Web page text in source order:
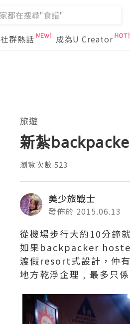
社群熱話 成為U Creator
旅遊
新紮
瀏覽次數:523
美少旅戰士
發佈於 2015.06.13
從機場步行大約10分
如果backpacker
渡假resort式設計，仲
地方乾淨企理﹐最多只